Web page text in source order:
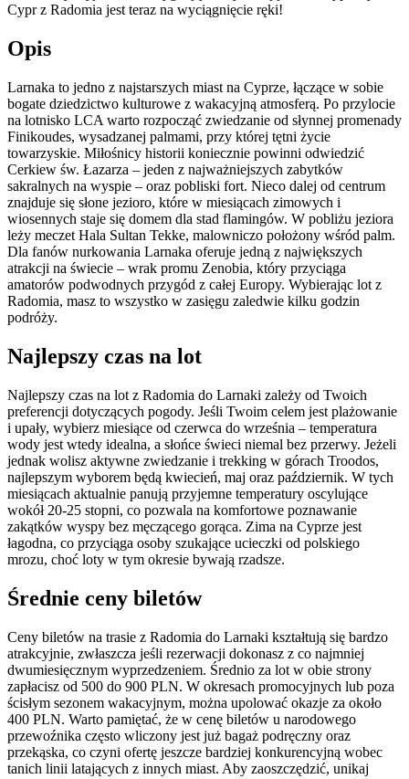
Cypr z Radomia jest teraz na wyciągnięcie ręki!
Opis
Larnaka to jedno z najstarszych miast na Cyprze, łączące w sobie
bogate dziedzictwo kulturowe z wakacyjną atmosferą. Po przylocie
na lotnisko LCA warto rozpocząć zwiedzanie od słynnej promenady
Finikoudes, wysadzanej palmami, przy której tętni życie
towarzyskie. Miłośnicy historii koniecznie powinni odwiedzić
Cerkiew św. Łazarza – jeden z najważniejszych zabytków
sakralnych na wyspie – oraz pobliski fort. Nieco dalej od centrum
znajduje się słone jezioro, które w miesiącach zimowych i
wiosennych staje się domem dla stad flamingów. W pobliżu jeziora
leży meczet Hala Sultan Tekke, malowniczo położony wśród palm.
Dla fanów nurkowania Larnaka oferuje jedną z największych
atrakcji na świecie – wrak promu Zenobia, który przyciąga
amatorów podwodnych przygód z całej Europy. Wybierając lot z
Radomia, masz to wszystko w zasięgu zaledwie kilku godzin
podróży.
Najlepszy czas na lot
Najlepszy czas na lot z Radomia do Larnaki zależy od Twoich
preferencji dotyczących pogody. Jeśli Twoim celem jest plażowanie
i upały, wybierz miesiące od czerwca do września – temperatura
wody jest wtedy idealna, a słońce świeci niemal bez przerwy. Jeżeli
jednak wolisz aktywne zwiedzanie i trekking w górach Troodos,
najlepszym wyborem będą kwiecień, maj oraz październik. W tych
miesiącach aktualnie panują przyjemne temperatury oscylujące
wokół 20-25 stopni, co pozwala na komfortowe poznawanie
zakątków wyspy bez męczącego gorąca. Zima na Cyprze jest
łagodna, co przyciąga osoby szukające ucieczki od polskiego
mrozu, choć loty w tym okresie bywają rzadsze.
Średnie ceny biletów
Ceny biletów na trasie z Radomia do Larnaki kształtują się bardzo
atrakcyjnie, zwłaszcza jeśli rezerwacji dokonasz z co najmniej
dwumiesięcznym wyprzedzeniem. Średnio za lot w obie strony
zapłacisz od 500 do 900 PLN. W okresach promocyjnych lub poza
ścisłym sezonem wakacyjnym, można upolować okazje za około
400 PLN. Warto pamiętać, że w cenę biletów u narodowego
przewoźnika często wliczony jest już bagaż podręczny oraz
przekąska, co czyni ofertę jeszcze bardziej konkurencyjną wobec
tanich linii latających z innych miast. Aby zaoszczędzić, unikaj